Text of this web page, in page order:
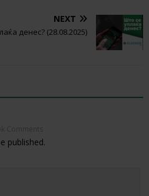
NEXT
денес? (28.08.2025)
published.